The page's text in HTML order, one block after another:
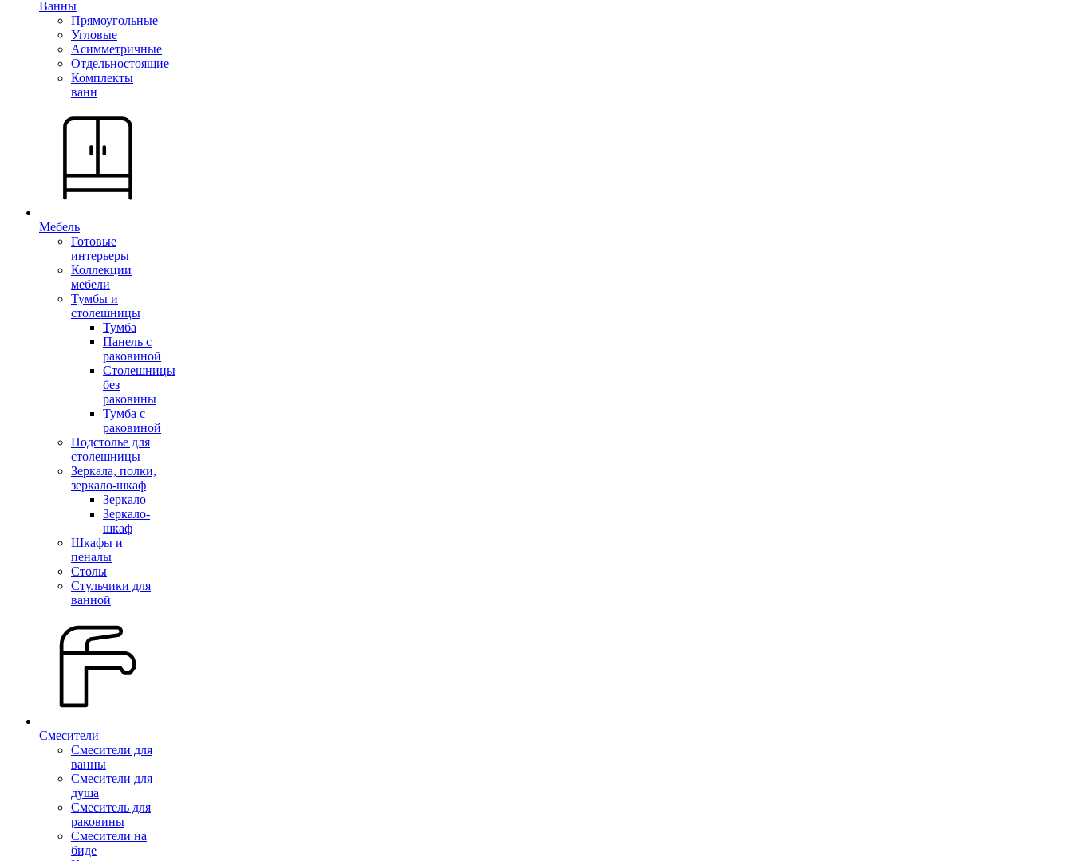
Ванны
Прямоугольные
Угловые
Асимметричные
Отдельностоящие
Комплекты
ванн
Мебель
Готовые
интерьеры
Коллекции
мебели
Тумбы и
столешницы
Тумба
Панель с
раковиной
Столешницы
без
раковины
Тумба с
раковиной
Подстолье для
столешницы
Зеркала, полки,
зеркало-шкаф
Зеркало
Зеркало-
шкаф
Шкафы и
пеналы
Столы
Стульчики для
ванной
Смесители
Смесители для
ванны
Смесители для
душа
Смеситель для
раковины
Смесители на
биде